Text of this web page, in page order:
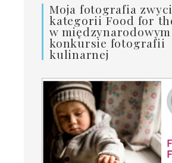
Moja fotografia
kategorii Food for
w międzynarodowym
konkursie fotografii
kulinarnej